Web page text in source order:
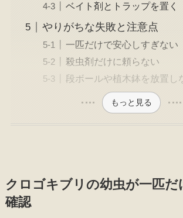
ベイト剤とトラップを置く
やりがちな失敗と注意点
一匹だけで安心しすぎない
殺虫剤だけに頼らない
段ボールや植木鉢を放置し
もっと見る
クロゴキブリの幼虫が一匹だ
確認